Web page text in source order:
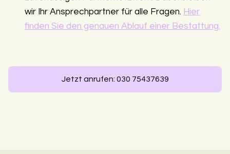
wir Ihr Ansprechpartner für alle Fragen. Hier
finden Sie den genauen Ablauf einer Bestattung.
Jetzt anrufen: 030 75437639